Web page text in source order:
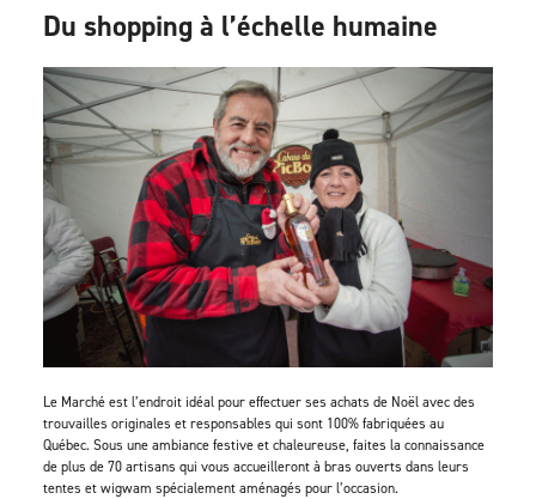
Du shopping à l’échelle humaine
Le Marché est l’endroit idéal pour effectuer ses achats de Noël avec des
trouvailles originales et responsables qui sont 100% fabriquées au
Québec. Sous une ambiance festive et chaleureuse, faites la connaissance
de plus de 70 artisans qui vous accueilleront à bras ouverts dans leurs
tentes et wigwam spécialement aménagés pour l’occasion.